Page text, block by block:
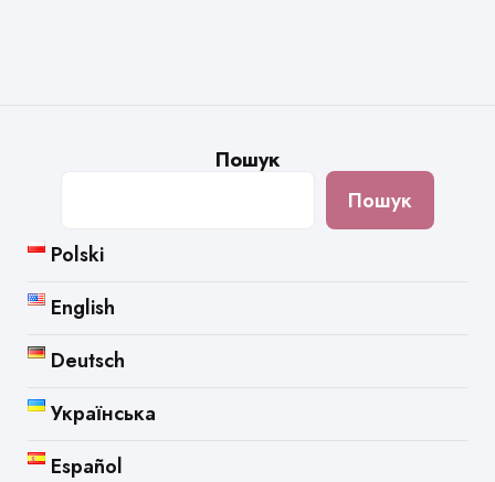
Пошук
Пошук
Polski
English
Deutsch
Українська
Español